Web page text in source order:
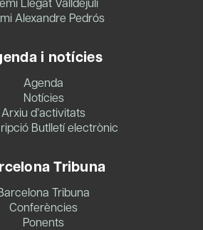
Alexandre Pedrós
i notícies
Agenda
Notícies
Arxiu d’activitats
Butlletí electrònic
Tribuna
Tribuna
Conferències
Ponents